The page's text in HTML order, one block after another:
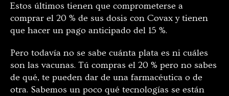
Estos últimos tienen que comprometerse a
comprar el 20 % de sus dosis con Covax y tienen
que hacer un pago anticipado del 15 %.
Pero todavía no se sabe cuánta plata es ni cuáles
son las vacunas. Tú compras el 20 % pero no sabes
de qué, te pueden dar de una farmacéutica o de
otra. Sabemos un poco qué tecnologías se están